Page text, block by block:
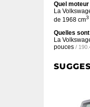
Quel
La
de 1968 cm3
Quelles
La
pouces /